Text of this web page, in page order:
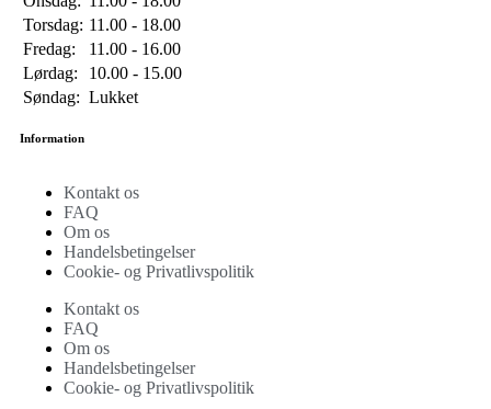
Torsdag: 11.00 - 18.00
Fredag:
11.00 - 16.00
Lørdag:
10.00 - 15.00
Søndag: Lukket
Information
Kontakt os
FAQ
Om os
Handelsbetingelser
Cookie- og Privatlivspolitik
Kontakt os
FAQ
Om os
Handelsbetingelser
Cookie- og Privatlivspolitik